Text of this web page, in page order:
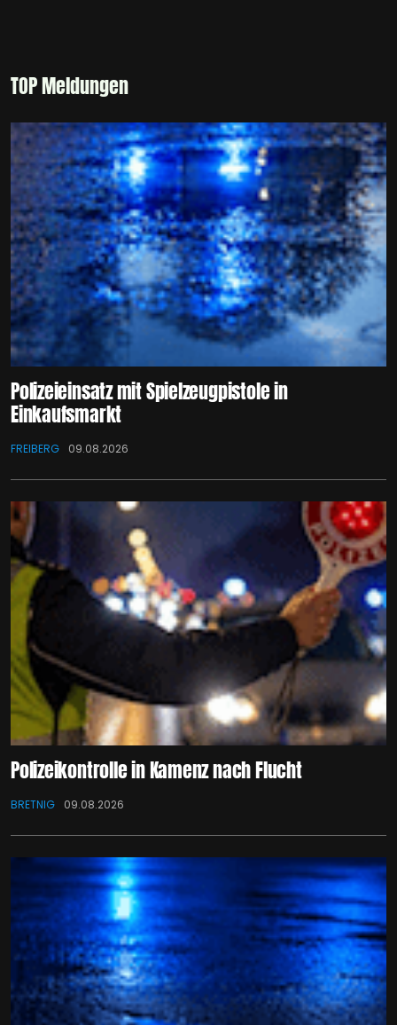
TOP Meldungen
Polizeieinsatz mit Spielzeugpistole in
Einkaufsmarkt
FREIBERG 09.08.2026
Polizeikontrolle in Kamenz nach Flucht
BRETNIG 09.08.2026